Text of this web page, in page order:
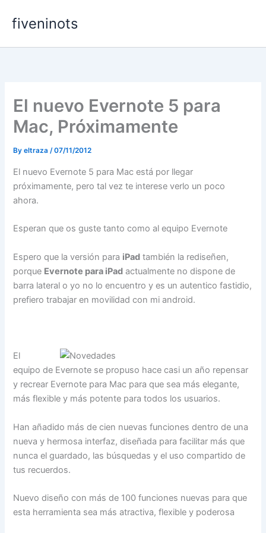
fiveninots
El nuevo Evernote 5 para
Mac, Próximamente
Byeltraza/07/11/2012
El nuevo Evernote 5 para Mac está por llegar
próximamente, pero tal vez te interese verlo un poco
ahora.
Esperan que os guste tanto como al equipo Evernote
Espero que la versión para iPad también la rediseñen,
porque Evernote para iPad actualmente no dispone de
barra lateral o yo no lo encuentro y es un autentico fastidio,
prefiero trabajar en movilidad con mi android.
El
equipo de Evernote se propuso hace casi un año repensar
y recrear Evernote para Mac para que sea más elegante,
más flexible y más potente para todos los usuarios.
Han añadido más de cien nuevas funciones dentro de una
nueva y hermosa interfaz, diseñada para facilitar más que
nunca el guardado, las búsquedas y el uso compartido de
tus recuerdos.
Nuevo diseño con más de 100 funciones nuevas para que
esta herramienta sea más atractiva, flexible y poderosa